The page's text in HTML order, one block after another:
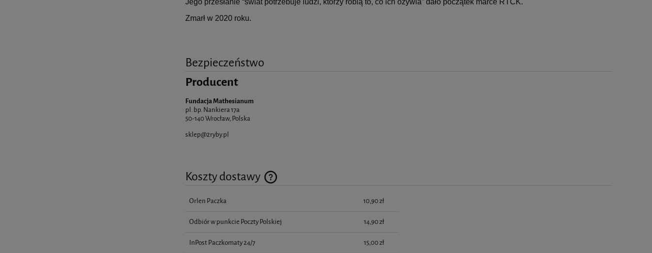
Jego przesłanie “świat potrzebuje ludzi, którzy robią to, co ich ożywia” dało początek marce RTCK.
Zmarł w 2020 roku.
Bezpieczeństwo
Producent
Fundacja Mathesianum
pl. bp. Nankiera 17a
50-140 Wrocław, Polska
sklep@2ryby.pl
Koszty dostawy
Cena nie zawiera ewentualnych kosztów płatności
Orlen Paczka 10,90 zł
Odbiór w punkcie Poczty Polskiej 14,90 zł
InPost Paczkomaty 24/7 15,00 zł